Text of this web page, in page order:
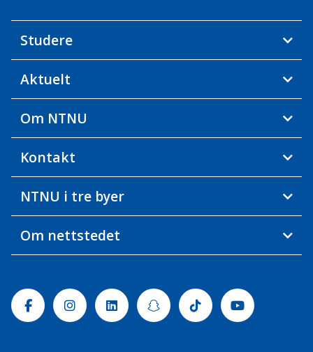
Studere
Aktuelt
Om NTNU
Kontakt
NTNU i tre byer
Om nettstedet
FacebookInstagramLinkedinSnapchatTiktok Youtube